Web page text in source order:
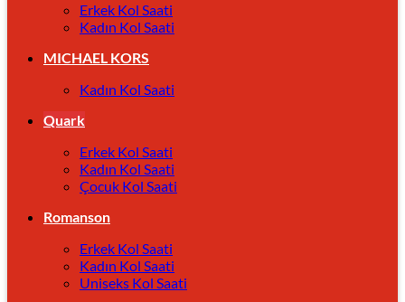
Erkek Kol Saati
Kadın Kol Saati
MICHAEL KORS
Kadın Kol Saati
Quark
Erkek Kol Saati
Kadın Kol Saati
Çocuk Kol Saati
Romanson
Erkek Kol Saati
Kadın Kol Saati
Uniseks Kol Saati